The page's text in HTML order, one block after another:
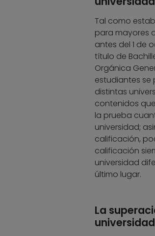
Tal como
para mayores
antes del 1 de
título de
Orgánica
estudiantes se
distintas
contenidos
la prueba
universidad;
calificación,
calificación
universidad
último lugar.
La